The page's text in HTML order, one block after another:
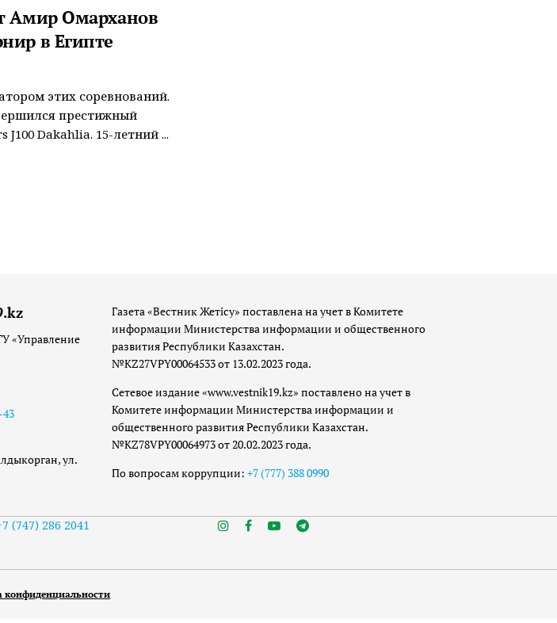
Амир Омарханов
в Египте
этих соревнований.
престижный
Dakahlia. 15-летний ...
«Управление
43
ул.
Газета «Вестник Жетісу» поставлена на учет в Комитете
информации Министерства информации и общественного
развития Республики Казахстан.
№KZ27VPY00064533 от 13.02.2023 года.
Сетевое издание «www.vestnik19.kz» поставлено на учет в
Комитете информации Министерства информации и
общественного развития Республики Казахстан.
№KZ78VPY00064973 от 20.02.2023 года.
По вопросам коррупции: +7 (777) 388 0990
(747) 286 2041
конфиденциальности